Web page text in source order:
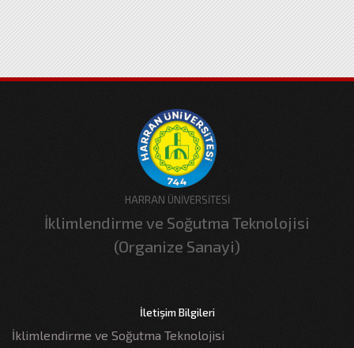
HARRAN ÜNİVERSİTESİ
İklimlendirme ve Soğutma Teknolojisi
(Organize Sanayi)
İletişim Bilgileri
İklimlendirme ve Soğutma Teknolojisi